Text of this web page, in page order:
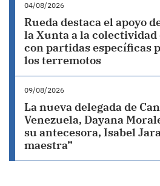
04/08/2026
Rueda destaca el apoyo
la Xunta a la colectividad
con partidas específicas
los terremotos
09/08/2026
La nueva delegada de
Venezuela, Dayana
su antecesora, Isabel
maestra”